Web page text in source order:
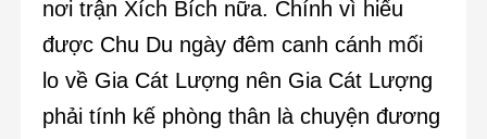
nơi trận Xích Bích nữa. Chính vì hiểu
được Chu Du ngày đêm canh cánh mối
lo về Gia Cát Lượng nên Gia Cát Lượng
phải tính kế phòng thân là chuyện đương